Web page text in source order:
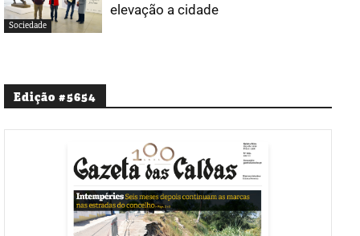
Sociedade
elevação a cidade
Edição #5654